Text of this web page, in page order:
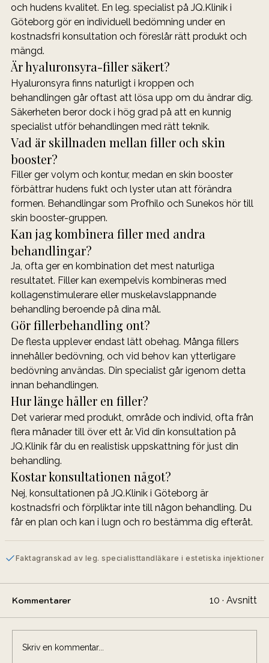
och hudens kvalitet. En leg. specialist på JQ.Klinik i
Göteborg gör en individuell bedömning under en
kostnadsfri konsultation och föreslår rätt produkt och
mängd.
Är hyaluronsyra-filler säkert?
Hyaluronsyra finns naturligt i kroppen och
behandlingen går oftast att lösa upp om du ändrar dig.
Säkerheten beror dock i hög grad på att en kunnig
specialist utför behandlingen med rätt teknik.
Vad är skillnaden mellan filler och skin
booster?
Filler ger volym och kontur, medan en skin booster
förbättrar hudens fukt och lyster utan att förändra
formen. Behandlingar som Profhilo och Sunekos hör till
skin booster-gruppen.
Kan jag kombinera filler med andra
behandlingar?
Ja, ofta ger en kombination det mest naturliga
resultatet. Filler kan exempelvis kombineras med
kollagenstimulerare eller muskelavslappnande
behandling beroende på dina mål.
Gör fillerbehandling ont?
De flesta upplever endast lätt obehag. Många fillers
innehåller bedövning, och vid behov kan ytterligare
bedövning användas. Din specialist går igenom detta
innan behandlingen.
Hur länge håller en filler?
Det varierar med produkt, område och individ, ofta från
flera månader till över ett år. Vid din konsultation på
JQ.Klinik får du en realistisk uppskattning för just din
behandling.
Kostar konsultationen något?
Nej, konsultationen på JQ.Klinik i Göteborg är
kostnadsfri och förpliktar inte till någon behandling. Du
får en plan och kan i lugn och ro bestämma dig efteråt.
Faktagranskad av leg. specialisttandläkare i estetiska injektioner
10 · Avsnitt
Kommentarer
Skriv en kommentar...